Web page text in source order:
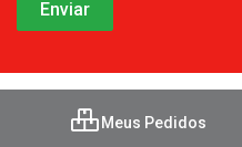
Meus Pedidos